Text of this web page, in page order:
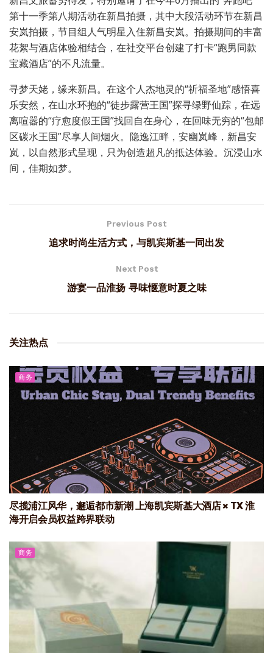
第十一季第八期活动在新昌拍摄，其中大段活动环节在新昌
安岚拍摄，节目组人气明星入住新昌安岚。拍摄期间的丰富
花絮与酒店体验相结合，在社交平台创建了打卡“跑男同款
宝藏酒店”的不凡流量。
寻梦天姥，缘来新昌。在这个人杰地灵的“祈福圣地”感悟喜
乐安然，在山水环抱的“徒步露营王国”探寻绿野仙踪，在远
离喧嚣的“疗愈度假王国”找回自在身心，在回味无穷的“包邮
区碳水王国”尽享人间烟火。隐逸江畔，安幽岚峰，新昌安
岚，以自然形式呈现，只为创造超凡的抵达体验。沉浸山水
间，佳期如梦。
Previous Post
追求时尚生活方式，与凯宾斯基一同出发
Next Post
游宴一品淮扬 寻味惬意时夏之味
关注热点
商务
尽揽浦江风华，邂逅都市新潮 上海凯宾斯基大酒店 × TX 淮
海开启会员权益跨界联动
商务